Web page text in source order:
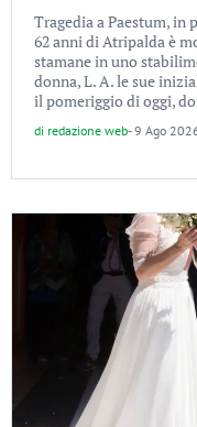
Tragedia a Paestum, in
62 anni di Atripalda è
stamane in uno
donna, L. A. le sue
il pomeriggio di oggi,
di redazione web-9 Ago